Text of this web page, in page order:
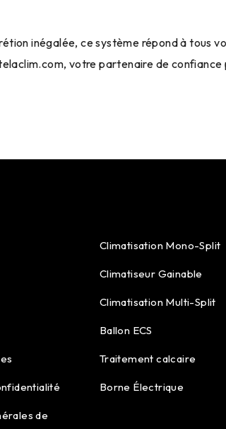
inégalée, ce système répond à tous
, votre partenaire de confiance
de
Climatisation Mono-Split
Climatiseur Gainable
Climatisation Multi-Split
Ballon ECS
Traitement calcaire
Borne Électrique